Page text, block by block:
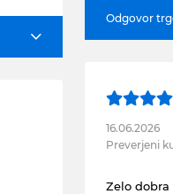
Odgovor
16.06.2026
Preverjeni
Zelo dobra